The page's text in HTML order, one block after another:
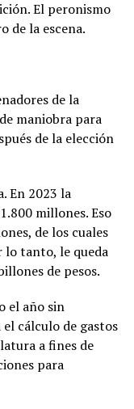
El peronismo
de la escena.
de la
maniobra para
de la elección
En 2023 la
millones. Eso
de los cuales
lo tanto, le queda
de pesos.
el año sin
cálculo de gastos
a fines de
para